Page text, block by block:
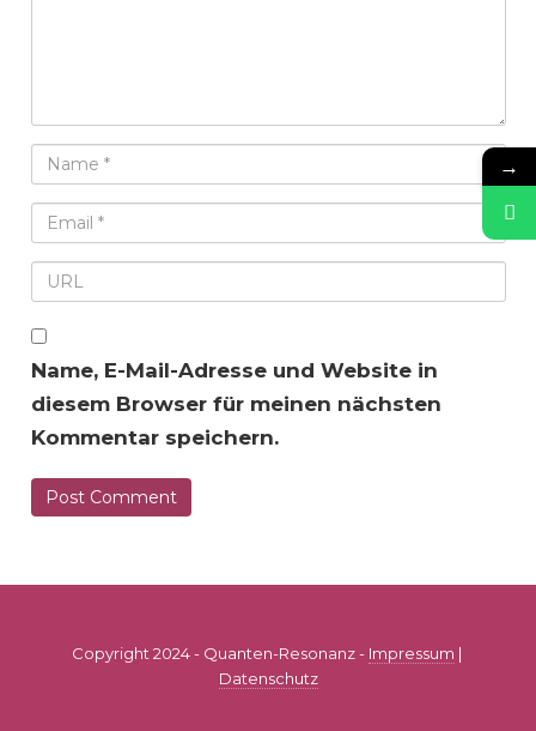
Name, E-Mail-Adresse und Website in
diesem Browser für meinen nächsten
Kommentar speichern.
Copyright 2024 - Quanten-Resonanz - Impressum |
Datenschutz
→